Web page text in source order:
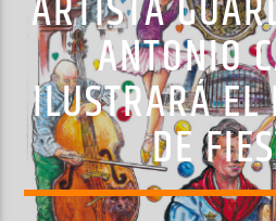
CANCIÓN ACTUAL
ANTONIO
ILUSTRARÁ EL
DE